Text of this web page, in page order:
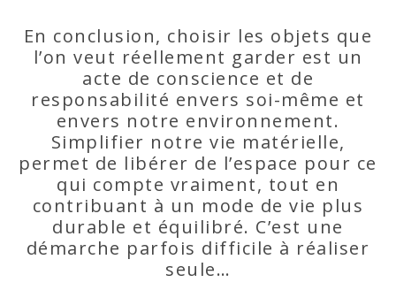
En conclusion, choisir les objets que
l’on veut réellement garder est un
acte de conscience et de
responsabilité envers soi-même et
envers notre environnement.
Simplifier notre vie matérielle,
permet de libérer de l’espace pour ce
qui compte vraiment, tout en
contribuant à un mode de vie plus
durable et équilibré. C’est une
démarche parfois difficile à réaliser
seule…